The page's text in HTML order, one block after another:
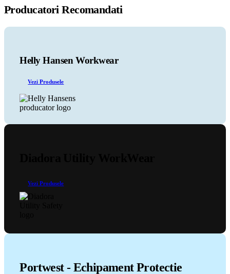
are
multe
pagina
produsului.
Producatori Recomandati
Helly Hansen Workwear
Vezi Produsele
Vezi Produsele
Portwest - Echipament Protectie